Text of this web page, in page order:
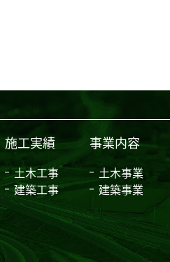
施工実績
土木工事
建築工事
事業内容
土木事業
建築事業